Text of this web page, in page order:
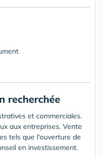
recherchée
et commerciales.
aux entreprises. Vente
tels que l'ouverture de
en investissement.